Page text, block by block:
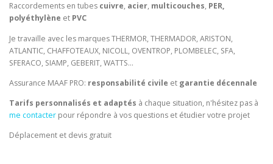
Raccordements en tubes cuivre, acier, multicouches, PER,
polyéthylène et PVC
Je travaille avec les marques THERMOR, THERMADOR, ARISTON,
ATLANTIC, CHAFFOTEAUX, NICOLL, OVENTROP, PLOMBELEC, SFA,
SFERACO, SIAMP, GEBERIT, WATTS...
Assurance MAAF PRO: responsabilité civile et garantie décennale
Tarifs personnalisés et adaptés à chaque situation, n'hésitez pas à
me contacter pour répondre à vos questions et étudier votre projet
Déplacement et devis gratuit